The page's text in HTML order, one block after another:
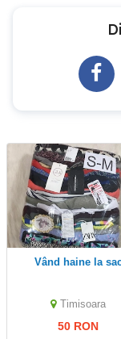
vând haine la
Timisoara
50 RON